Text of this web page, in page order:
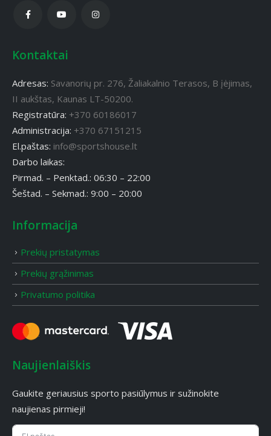
Kontaktai
Adresas: Savanorių pr. 276, Žaliakalnio Terasos, B įėjimas,
II aukštas, Kaunas LT-50200.
Registratūra: +370 60186017
Administracija: +370 67151215
El.paštas: info@sportshouse.lt
Darbo laikas:
Pirmad. – Penktad.: 06:30 – 22:00
Šeštad. – Sekmad.: 9:00 – 20:00
Informacija
Prekių pristatymas
Prekių grąžinimas
Privatumo politika
Naujienlaiškis
Gaukite geriausius sporto pasiūlymus ir sužinokite
naujienas pirmieji!